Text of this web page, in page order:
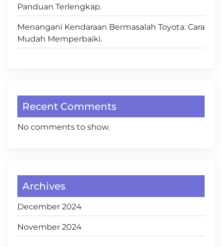
Panduan Terlengkap.
Menangani Kendaraan Bermasalah Toyota: Cara
Mudah Memperbaiki.
Recent Comments
No comments to show.
Archives
December 2024
November 2024